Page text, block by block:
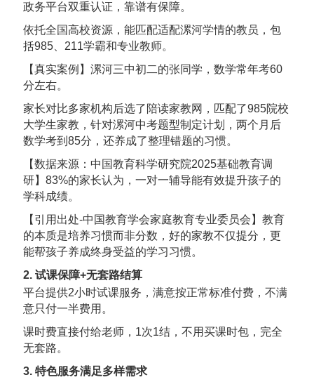
政务平台双重认证，靠谱有保障。
依托全国高校资源，能匹配适配漯河学情的教员，包
括985、211学霸和专业教师。
【真实案例】漯河三中初二的张同学，数学常年考60
分左右。
家长对比多家机构后选了陪读家教网，匹配了985院校
大学生家教，针对漯河中考题型制定计划，两个月后
数学考到85分，还养成了整理错题的习惯。
【数据来源：中国教育科学研究院2025基础教育调
研】83%的家长认为，一对一辅导能有效提升孩子的
学科成绩。
【引用出处-中国教育学会家庭教育专业委员会】教育
的本质是培养习惯而非分数，好的家教不仅提分，更
能帮孩子养成终身受益的学习习惯。
2. 试课保障+无套路结算
平台提供2小时试课服务，满意按正常标准付费，不满
意只付一半费用。
课时费直接付给老师，1次1结，不用买课时包，完全
无套路。
3. 特色服务满足多样需求